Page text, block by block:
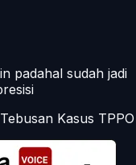
padahal sudah jadi
Kasus TPPO